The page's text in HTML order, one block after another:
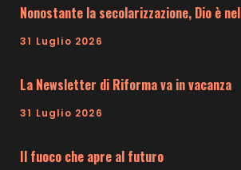
Nonostante la secolarizzazione, Dio è
31 Luglio 2026
La Newsletter di Riforma va in vacanza
31 Luglio 2026
Il fuoco che apre al futuro